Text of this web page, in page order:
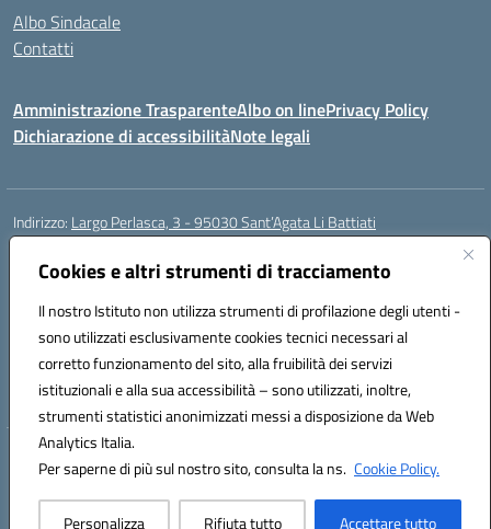
Cookies e altri strumenti di tracciamento
Il nostro Istituto non utilizza strumenti di profilazione degli utenti -
sono utilizzati esclusivamente cookies tecnici necessari al
corretto funzionamento del sito, alla fruibilità dei servizi
istituzionali e alla sua accessibilità – sono utilizzati, inoltre,
strumenti statistici anonimizzati messi a disposizione da Web
Analytics Italia.
Per saperne di più sul nostro sito, consulta la ns. Cookie Policy.
Personalizza Rifiuta tutto Accettare tutto
Albo Sindacale
Contatti
Amministrazione TrasparenteAlbo on linePrivacy Policy
Dichiarazione di accessibilitàNote legali
Indirizzo: Largo Perlasca, 3 - 95030 Sant’Agata Li Battiati
Centralino:
ctic8bl002@istruzione.it
Posta elettronica certificata (PEC):ctic8bl002@pec.istruzione.it
Codice fiscale: 93253680875
Codice meccanografico:CTIC8BL002
Codice Indice delle Pubbliche Amministrazioni (IPA): 7UKG69R2
Codice unico di fatturazione (CUF): F8M4AH
Hosting & Powered by 3D Solution S.r.l.
Concept & Design by Designers Italia